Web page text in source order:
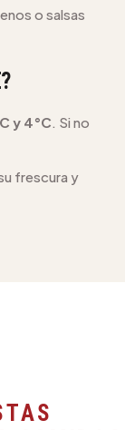
o salsas
y 4°C. Si no
frescura y